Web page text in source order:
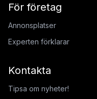
För företag
Annonsplatser
Experten förklarar
Kontakta
Tipsa om nyheter!